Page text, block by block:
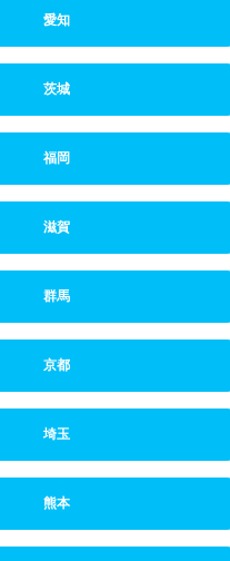
愛知
茨城
福岡
滋賀
群馬
京都
埼玉
熊本